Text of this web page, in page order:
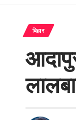
बिहार